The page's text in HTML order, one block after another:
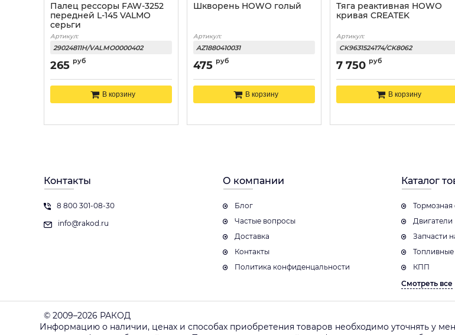
Палец рессоры FAW-3252
передней L-145 VALMO
серьги
Артикул:
29024811H/VALMO0000402
265 руб
В корзину
Шкворень HOWO голый
Артикул:
AZ1880410031
475 руб
В корзину
Тяга реактивная HOWO
кривая CREATEK
Артикул:
CK9631524174/CK8062
7 750 руб
В корзину
Контакты
8 800 301-08-30
info@rakod.ru
О компании
Блог
Частые вопросы
Доставка
Контакты
Политика конфиденцальности
Каталог
Тормозная
Двигатели
Запчасти
КПП
Смотреть все
© 2009–2026 РАКОД
Информацию о наличии, ценах и способах приобретения товаров необходимо уточнять у